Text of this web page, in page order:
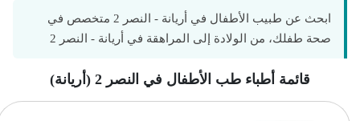
ابحث عن طبيب الأطفال في أريانة - النصر 2 متخصص في
صحة طفلك، من الولادة إلى المراهقة في أريانة - النصر 2
قائمة أطباء طب الأطفال في النصر 2 (أريانة)